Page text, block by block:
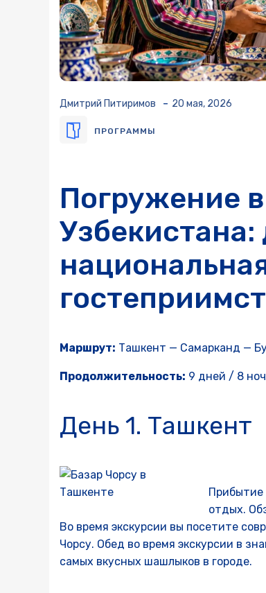
Дмитрий Питиримов - 20 мая, 2026
ПРОГРАММЫ
Погружение
Узбекистана:
Маршрут: Ташкент — Самарканд —
Продолжительность: 9 дней / 8
День 1. Ташкент
Прибытие
отдых.
Во время экскурсии вы посетите
Чорсу. Обед во время экскурсии в
самых вкусных шашлыков в городе.